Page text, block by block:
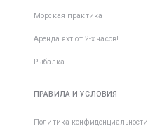
Морская практика
Аренда яхт от 2-х часов!
Рыбалка
ПРАВИЛА И УСЛОВИЯ
Политика конфиденциальности